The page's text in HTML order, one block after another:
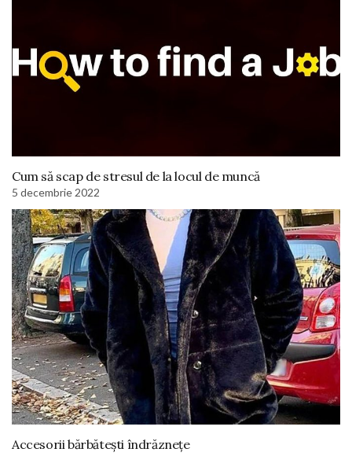
Cum să scap de stresul de la locul de muncă
5 decembrie 2022
Accesorii bărbătești îndrăznețe